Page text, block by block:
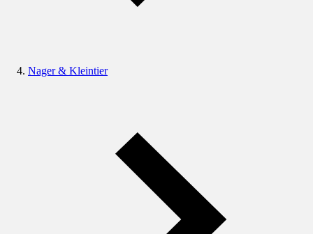
Nager & Kleintier